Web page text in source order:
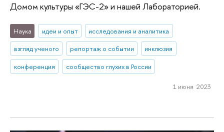
Домом культуры «ГЭС-2» и нашей Лабораторией.
Наука идеи и опыт
исследования и аналитика
взгляд ученого
репортаж о событии
инклюзия
конференция
сообщество глухих в России
1 июня 2023